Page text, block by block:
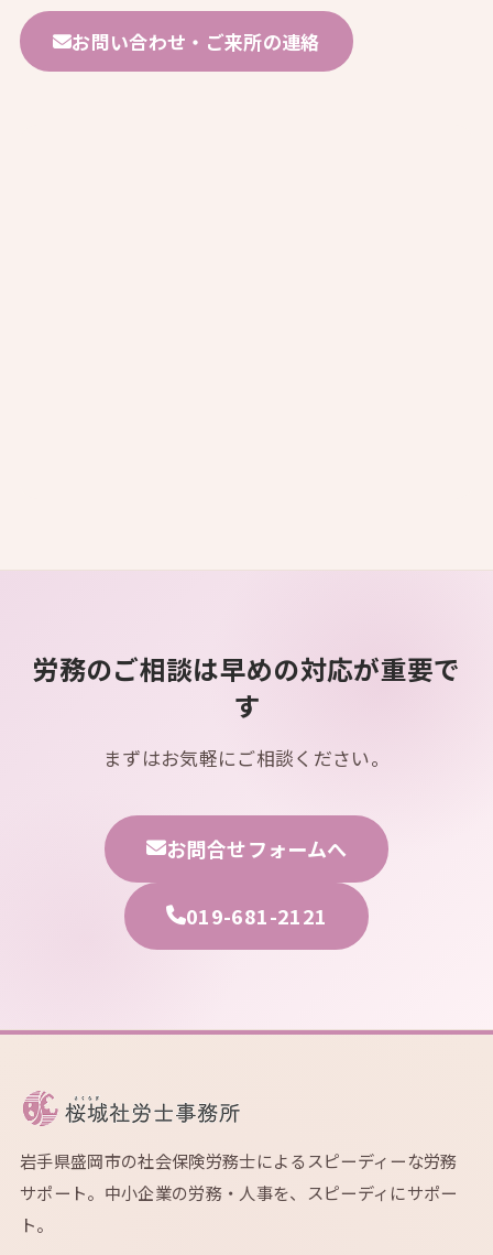
お問い合わせ・ご来所の連絡
労務のご相談は早めの対応が重要で
す
まずはお気軽にご相談ください。
お問合せフォームへ
019-681-2121
岩手県盛岡市の社会保険労務士によるスピーディーな労務
サポート。中小企業の労務・人事を、スピーディにサポー
ト。